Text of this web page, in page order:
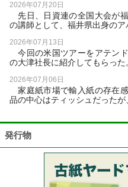
2026年07月20日
先日、日資連の全国大会が
の講師として、福井県出身の
2026年07月13日
今回の米国ツアーをアテン
の大津社長に紹介してもらっ
2026年07月06日
家庭紙市場で輸入紙の存在
品の中心はティッシュだった
発行物